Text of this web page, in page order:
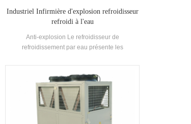
Industriel Infirmière d'explosion refroidisseur
refroidi à l'eau
Anti-explosion Le refroidisseur de
refroidissement par eau présente les
une sécurité accrue, de l'huile, remplie de sable,
non étincelle, de la chaussée et de l'herbe, etc.,
qui convient àEnvironnement spatial intérieur
auto-fermé avec mélange de gaz explosif dans
le Air.